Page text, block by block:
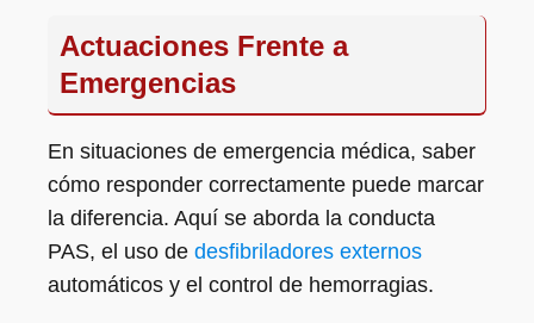
Actuaciones Frente a
Emergencias
En situaciones de emergencia médica, saber
cómo responder correctamente puede marcar
la diferencia. Aquí se aborda la conducta
PAS, el uso de desfibriladores externos
automáticos y el control de hemorragias.